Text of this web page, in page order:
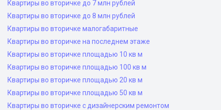
Квартиры во вторичке до 7 млн рублей
Квартиры во вторичке до 8 млн рублей
Квартиры во вторичке малогабаритные
Квартиры во вторичке на последнем этаже
Квартиры во вторичке площадью 10 кв м
Квартиры во вторичке площадью 100 кв м
Квартиры во вторичке площадью 20 кв м
Квартиры во вторичке площадью 50 кв м
Квартиры во вторичке с дизайнерским ремонтом